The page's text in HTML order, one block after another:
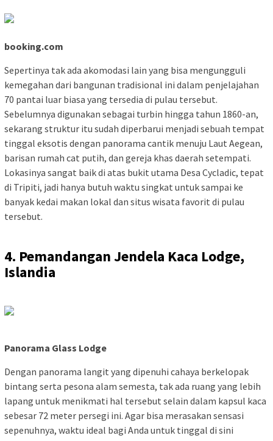
booking.com
Sepertinya tak ada akomodasi lain yang bisa mengungguli
kemegahan dari bangunan tradisional ini dalam penjelajahan
70 pantai luar biasa yang tersedia di pulau tersebut.
Sebelumnya digunakan sebagai turbin hingga tahun 1860-an,
sekarang struktur itu sudah diperbarui menjadi sebuah tempat
tinggal eksotis dengan panorama cantik menuju Laut Aegean,
barisan rumah cat putih, dan gereja khas daerah setempati.
Lokasinya sangat baik di atas bukit utama Desa Cycladic, tepat
di Tripiti, jadi hanya butuh waktu singkat untuk sampai ke
banyak kedai makan lokal dan situs wisata favorit di pulau
tersebut.
4. Pemandangan Jendela Kaca Lodge,
Islandia
Panorama Glass Lodge
Dengan panorama langit yang dipenuhi cahaya berkelopak
bintang serta pesona alam semesta, tak ada ruang yang lebih
lapang untuk menikmati hal tersebut selain dalam kapsul kaca
sebesar 72 meter persegi ini. Agar bisa merasakan sensasi
sepenuhnya, waktu ideal bagi Anda untuk tinggal di sini